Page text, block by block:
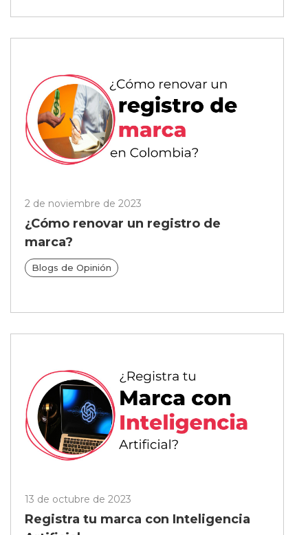
2 de noviembre de 2023
¿Cómo renovar un registro de
marca?
Blogs de Opinión
13 de octubre de 2023
Registra tu marca con Inteligencia